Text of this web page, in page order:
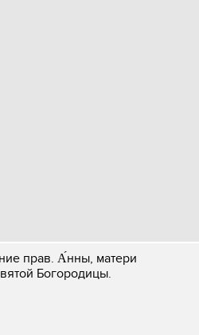
прав. А́нны, матери
Богородицы.